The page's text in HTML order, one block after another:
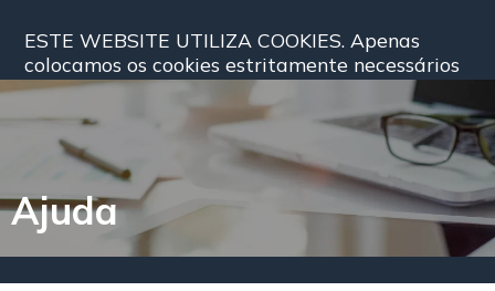
ESTE WEBSITE UTILIZA COOKIES. Apenas
colocamos os cookies estritamente necessários
para que o website funcione corretamente ou
para lhe dar acesso a um serviço ou
funcionalidade que nos solicite expressamente.
Para obter mais informações acerca da
utilização de cookies pela Fundação EDP,
consulte a nossapolítica de cookies.
EDP Energia Solidária
Ajuda